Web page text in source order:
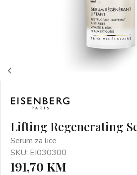
Lifting Regenerating
Serum za lice
SKU: EI030300
191,70 KM